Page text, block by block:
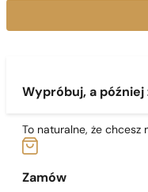
Wypróbuj, a później
To naturalne, że
Zamów